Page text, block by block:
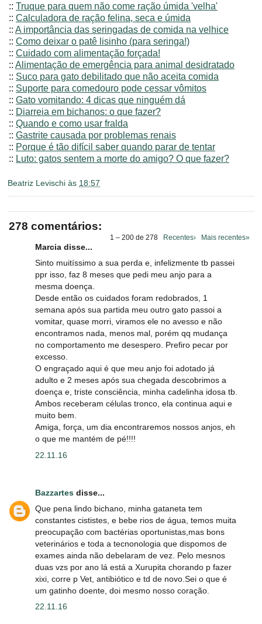
:: Truque para quem não come ração úmida 'velha'
:: Calculadora de ração felina, seca e úmida
:: A importância das seringadas de comida na velhice
:: Como deixar o patê lisinho (para seringa!)
:: Cuidado com alimentação forçada!
:: Alimentação de emergência para animal desidratado
:: Suco para gato debilitado que não aceita comida
:: Suporte para comedouro pode cessar vômitos
:: Gato vomitando: 4 dicas que ninguém dá
:: Diarreia em bichanos: o que fazer?
:: Quando e como usar fralda
:: Gastrite causada por problemas renais
:: Porque é tão difícil saber quando parar de tentar
:: Luto: gatos sentem a morte do amigo? O que fazer?
Beatriz Levischi às 18:57
278 comentários:
1 – 200 de 278 Recentes› Mais recentes»
Marcia disse...
Sinto muitíssimo a sua perda e, infelizmente tb passei
ppr isso, faz 8 meses que pedi meu anjo para a
mesma doença.
Desde então os cuidados foram redobrados, 1
semana após sua partida meu outro gato passoi a
vomitar, quase morri, viramos ele no avesso e não
encontramos nada, menos mal, porém qq mudança
no comportamento me desespero. Prefiro pecar por
excesso.
O engraçado aqui é que meu anjo foi adotado já
adulto e 2 meses após sua chegada descobrimos a
doença e, triste consciência, minha cadelinha idosa tb.
Ambos receberam células tronco, ela continua aqui e
muito bem.
Amiga, força, um dia encontraremos nossos anjos, eh
o que me mantém de pé!!!!
22.11.16
Bazzartes disse...
Que pena lindo bichano, minha gataneta tem
constantes cististes, e bebe rios de água, temos muita
preocupação com bactérias oportunistas,mas bons
veterinários e toda a tecnonologia que dispomos de
exames ainda não debelaram de vez. Pelo mesnos
duas vzs por ano lá está a Xurupita chorando p fazer
xixi, corre p Vet, antibiótico e td de novo.Sei o que é
um gatinho doente, doi mesmo nosso coração.
22.11.16